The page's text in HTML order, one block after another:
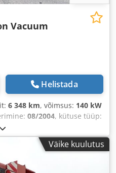
Vacuum
Helistada
6 348 km, võimsus: 140 kW
08/2004, kütuse tüüp:
Väike kuulutus